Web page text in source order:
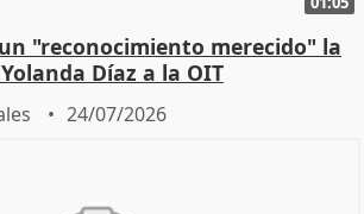
"reconocimiento merecido" la
Díaz a la OIT
24/07/2026